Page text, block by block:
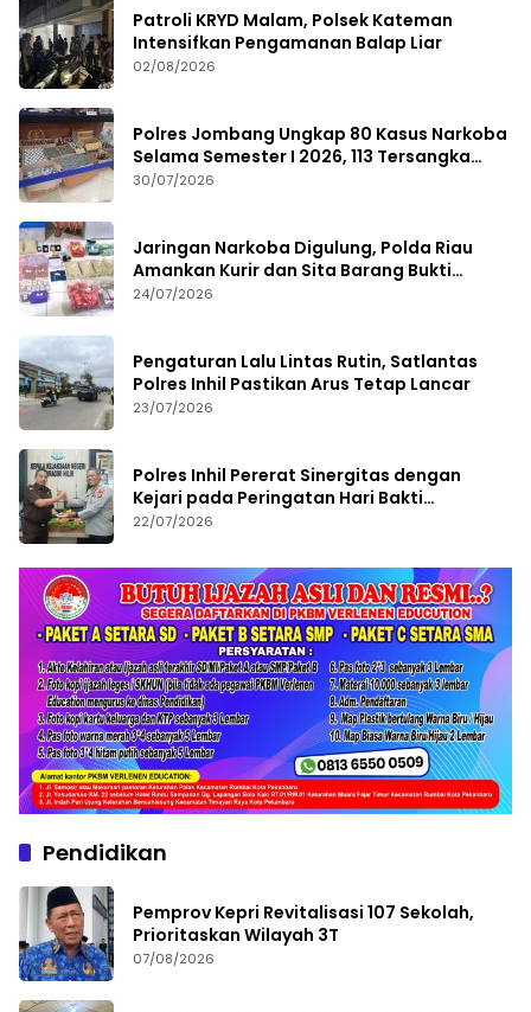
Patroli KRYD Malam, Polsek Kateman
Intensifkan Pengamanan Balap Liar
02/08/2026
Polres Jombang Ungkap 80 Kasus Narkoba
Selama Semester I 2026, 113 Tersangka
Diamankan
30/07/2026
Jaringan Narkoba Digulung, Polda Riau
Amankan Kurir dan Sita Barang Bukti
Bernilai Fantastis
24/07/2026
Pengaturan Lalu Lintas Rutin, Satlantas
Polres Inhil Pastikan Arus Tetap Lancar
23/07/2026
Polres Inhil Pererat Sinergitas dengan
Kejari pada Peringatan Hari Bakti
Adhyaksa ke-66
22/07/2026
Pendidikan
Pemprov Kepri Revitalisasi 107 Sekolah,
Prioritaskan Wilayah 3T
07/08/2026